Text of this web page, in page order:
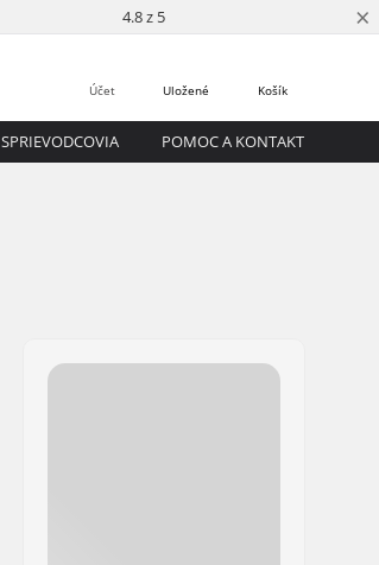
4.8 z 5 ×
Košík
Uložené
Účet
SPRIEVODCOVIA POMOC A KONTAKT